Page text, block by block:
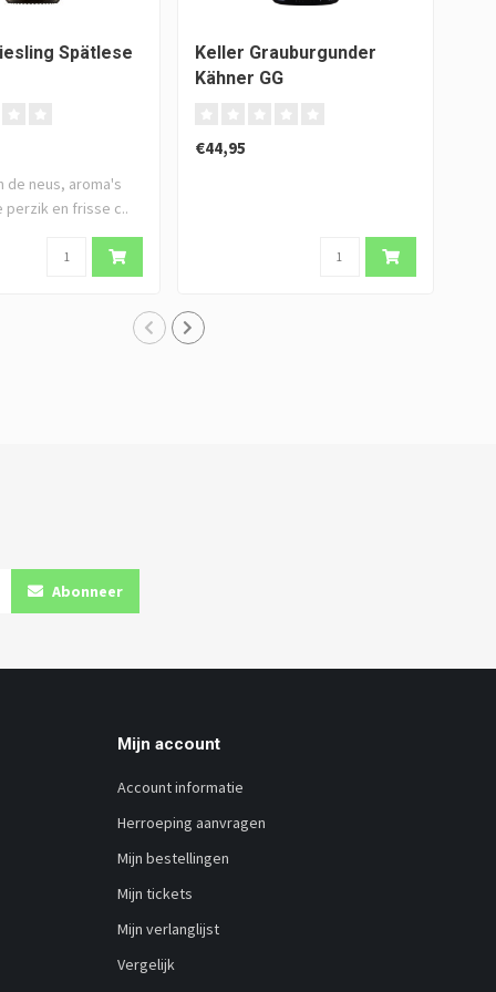
Spätlese
de neus, aroma's
perzik en frisse c..
Keller Grauburgunder
Kähner GG
€44,95
Abonneer
Mijn account
Account informatie
Herroeping aanvragen
Mijn bestellingen
Mijn tickets
Mijn verlanglijst
Vergelijk